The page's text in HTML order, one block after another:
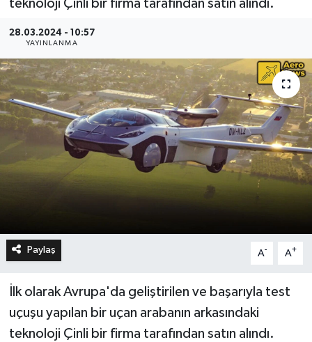
teknoloji Çinli bir firma tarafından satın alındı.
28.03.2024 - 10:57
YAYINLANMA
Paylaş A- A+
İlk olarak Avrupa'da geliştirilen ve başarıyla test
uçuşu yapılan bir uçan arabanın arkasındaki
teknoloji Çinli bir firma tarafından satın alındı.